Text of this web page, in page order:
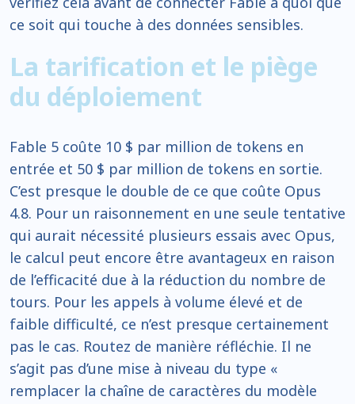
ce soit qui touche à des données sensibles.
La tarification et le piège
du déploiement
Fable 5 coûte 10 $ par million de tokens en
entrée et 50 $ par million de tokens en sortie.
C’est presque le double de ce que coûte Opus
4.8. Pour un raisonnement en une seule tentative
qui aurait nécessité plusieurs essais avec Opus,
le calcul peut encore être avantageux en raison
de l’efficacité due à la réduction du nombre de
tours. Pour les appels à volume élevé et de
faible difficulté, ce n’est presque certainement
pas le cas. Routez de manière réfléchie. Il ne
s’agit pas d’une mise à niveau du type «
remplacer la chaîne de caractères du modèle